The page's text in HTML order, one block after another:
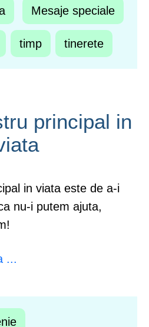
Mesaje speciale
timp tinerete
principal in
in viata este de a-i
nu-i putem ajuta,
...